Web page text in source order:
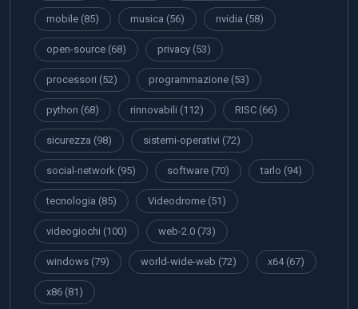
mobile (85) musica (56) nvidia (58)
open-source (68) privacy (53)
processori (52) programmazione (53)
python (68) rinnovabili (112) RISC (66)
sicurezza (98) sistemi-operativi (72)
social-network (95) software (70) tarlo (94)
tecnologia (85) Videodrome (51)
videogiochi (100) web-2.0 (73)
windows (79) world-wide-web (72) x64(67)
x86 (81)